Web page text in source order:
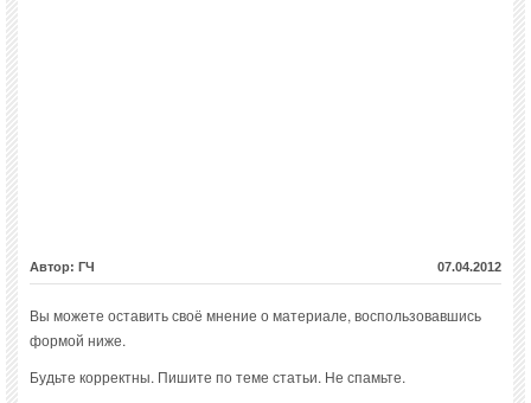
Автор: ГЧ 07.04.2012
Вы можете оставить своё мнение о материале, воспользовавшись
формой ниже.
Будьте корректны. Пишите по теме статьи. Не спамьте.